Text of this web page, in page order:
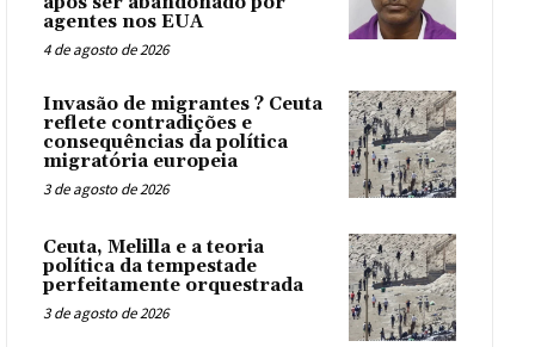
agentes nos EUA
4 de agosto de 2026
Invasão de migrantes ? Ceuta
reflete contradições e
consequências da política
migratória europeia
3 de agosto de 2026
Ceuta, Melilla e a teoria
política da tempestade
perfeitamente orquestrada
3 de agosto de 2026